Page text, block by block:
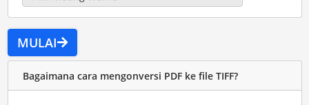
MULAI
Bagaimana cara mengonversi PDF ke file TIFF?